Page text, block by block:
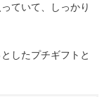
ていて、しっかり
したプチギフトと